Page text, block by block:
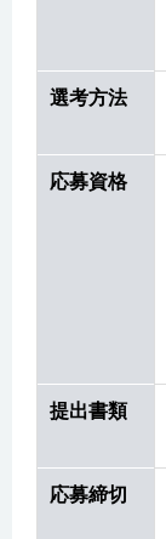
選考方法
応募資格
提出書類
応募締切